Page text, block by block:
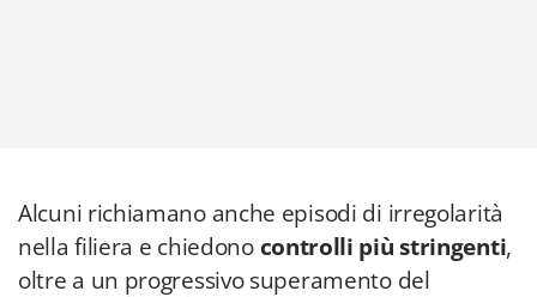
Alcuni richiamano anche episodi di irregolarità
nella filiera e chiedono controlli più stringenti,
oltre a un progressivo superamento del